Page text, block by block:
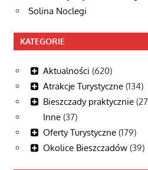
Solina Noclegi
KATEGORIE
Aktualności (620)
Atrakcje Turystyczne (134)
Bieszczady praktycznie
Inne (37)
Oferty Turystyczne (179)
Okolice Bieszczadów (39)